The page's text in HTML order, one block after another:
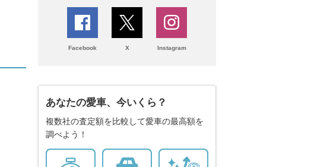
Facebook X Instagram
あなたの愛車、今いくら？
複数社の査定額を比較して愛車の最高額を
調べよう！